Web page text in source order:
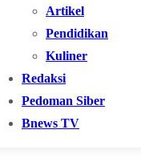
Artikel
Pendidikan
Kuliner
Redaksi
Pedoman Siber
Bnews TV